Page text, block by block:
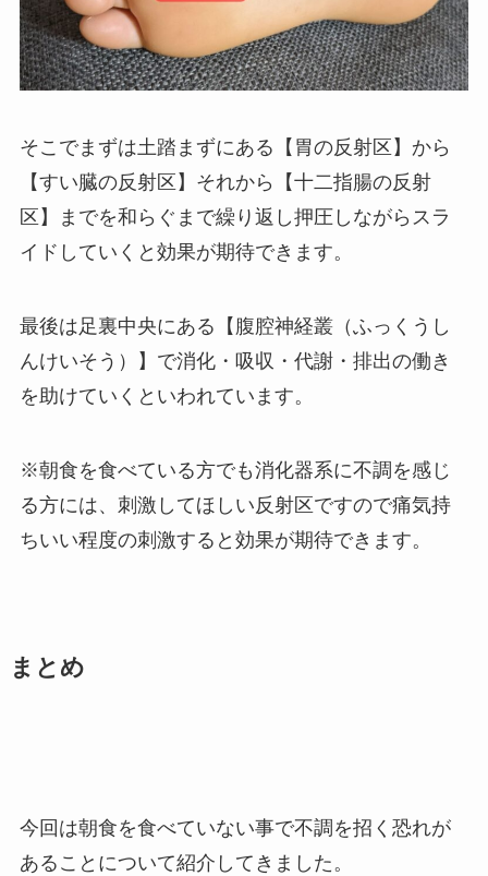
そこでまずは土踏まずにある【胃の反射区】から
【すい臓の反射区】それから【十二指腸の反射
区】までを和らぐまで繰り返し押圧しながらスラ
イドしていくと効果が期待できます。
最後は足裏中央にある【腹腔神経叢（ふっくうし
んけいそう）】で消化・吸収・代謝・排出の働き
を助けていくといわれています。
※朝食を食べている方でも消化器系に不調を感じ
る方には、刺激してほしい反射区ですので痛気持
ちいい程度の刺激すると効果が期待できます。
まとめ
今回は朝食を食べていない事で不調を招く恐れが
あることについて紹介してきました。